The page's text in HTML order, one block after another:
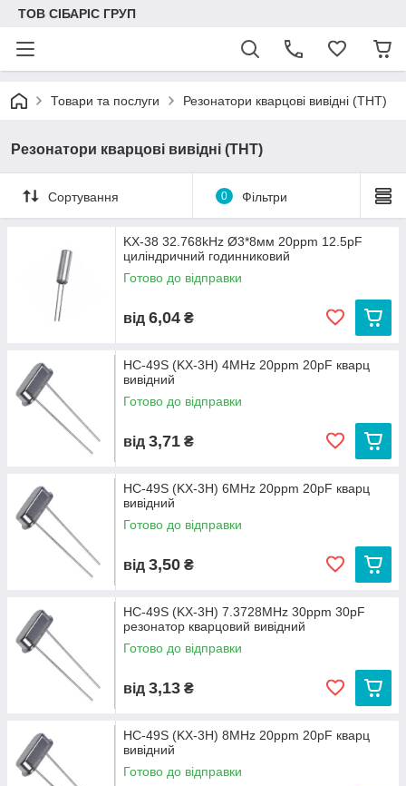
ТОВ СІБАРІС ГРУП
Товари та послуги Резонатори кварцові вивідні (THT)
Резонатори кварцові вивідні (THT)
Сортування 0 Фільтри
KX-38 32.768kHz Ø3*8мм 20ppm 12.5pF
циліндричний годинниковий
Готово до відправки
від 6,04 ₴
HC-49S (KX-3H) 4MHz 20ppm 20pF кварц
вивідний
Готово до відправки
від 3,71 ₴
HC-49S (KX-3H) 6MHz 20ppm 20pF кварц
вивідний
Готово до відправки
від 3,50 ₴
HC-49S (KX-3H) 7.3728MHz 30ppm 30pF
резонатор кварцовий вивідний
Готово до відправки
від 3,13 ₴
HC-49S (KX-3H) 8MHz 20ppm 20pF кварц
вивідний
Готово до відправки